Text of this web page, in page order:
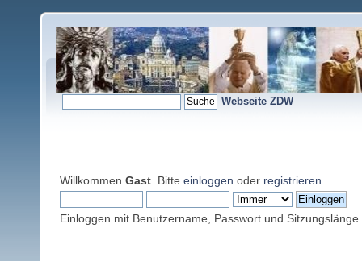
Webseite ZDW
Willkommen Gast . Bitte einloggen oder registrieren
Einloggen mit Benutzername, Passwort und Sitzungslänge